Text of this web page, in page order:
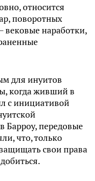
относится
поворотных
вековые наработки,
для инуитов
когда живший в
с инициативой
Барроу, передовые
что, только
свои права